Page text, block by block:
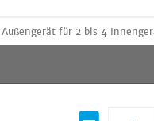
für 2 bis 4